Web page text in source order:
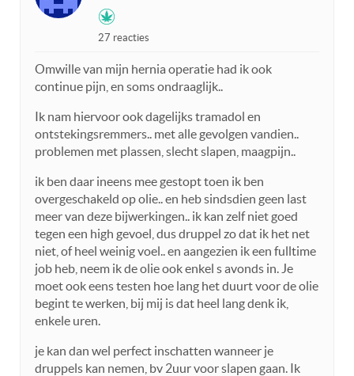
27 reacties
Omwille van mijn hernia operatie had ik ook
continue pijn, en soms ondraaglijk..
Ik nam hiervoor ook dagelijks tramadol en
ontstekingsremmers.. met alle gevolgen vandien..
problemen met plassen, slecht slapen, maagpijn..
ik ben daar ineens mee gestopt toen ik ben
overgeschakeld op olie.. en heb sindsdien geen last
meer van deze bijwerkingen.. ik kan zelf niet goed
tegen een high gevoel, dus druppel zo dat ik het net
niet, of heel weinig voel.. en aangezien ik een fulltime
job heb, neem ik de olie ook enkel s avonds in. Je
moet ook eens testen hoe lang het duurt voor de olie
begint te werken, bij mij is dat heel lang denk ik,
enkele uren.
je kan dan wel perfect inschatten wanneer je
druppels kan nemen, bv 2uur voor slapen gaan. Ik